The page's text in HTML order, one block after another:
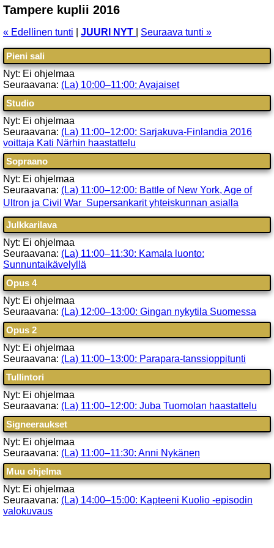
Tampere kuplii 2016
« Edellinen tunti JUURI NYT Seuraava tunti »
Pieni sali
Nyt: Ei ohjelmaa
Seuraavana: (La) 10:00–11:00: Avajaiset
Studio
Nyt: Ei ohjelmaa
Seuraavana: (La) 11:00–12:00: Sarjakuva-Finlandia 2016
voittaja Kati Närhin haastattelu
Sopraano
Nyt: Ei ohjelmaa
Seuraavana: (La) 11:00–12:00: Battle of New York, Age of
Ultron ja Civil War  Supersankarit yhteiskunnan asialla
Julkkarilava
Nyt: Ei ohjelmaa
Seuraavana: (La) 11:00–11:30: Kamala luonto:
Sunnuntaikävelyllä
Opus 4
Nyt: Ei ohjelmaa
Seuraavana: (La) 12:00–13:00: Gingan nykytila Suomessa
Opus 2
Nyt: Ei ohjelmaa
Seuraavana: (La) 11:00–13:00: Parapara-tanssioppitunti
Tullintori
Nyt: Ei ohjelmaa
Seuraavana: (La) 11:00–12:00: Juba Tuomolan haastattelu
Signeeraukset
Nyt: Ei ohjelmaa
Seuraavana: (La) 11:00–11:30: Anni Nykänen
Muu ohjelma
Nyt: Ei ohjelmaa
Seuraavana: (La) 14:00–15:00: Kapteeni Kuolio -episodin
valokuvaus